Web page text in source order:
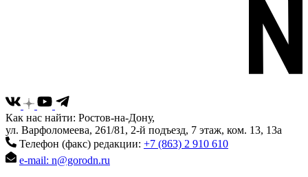
Как нас найти: Ростов-на-Дону,
ул. Варфоломеева, 261/81, 2-й подъезд, 7 этаж, ком. 13, 13а
Телефон (факс) редакции: +7 (863) 2 910 610
e-mail: n@gorodn.ru